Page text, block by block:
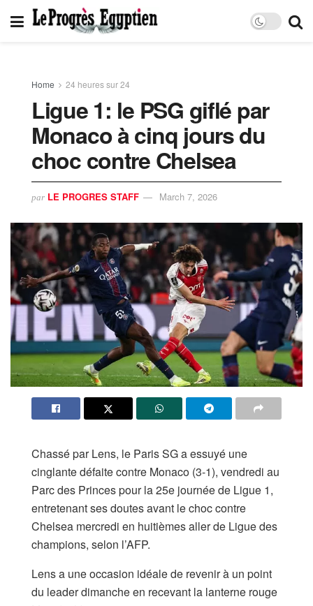
Home 24 heures sur 24
Ligue 1: le PSG giflé par
Monaco à cinq jours du
choc contre Chelsea
par LE PROGRES STAFF March 7, 2026
Chassé par Lens, le Paris SG a essuyé une
cinglante défaite contre Monaco (3-1), vendredi au
Parc des Princes pour la 25e journée de Ligue 1,
entretenant ses doutes avant le choc contre
Chelsea mercredi en huitièmes aller de Ligue des
champions, selon l’AFP.
Lens a une occasion idéale de revenir à un point
du leader dimanche en recevant la lanterne rouge